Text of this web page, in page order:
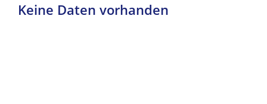
Keine Daten vorhanden